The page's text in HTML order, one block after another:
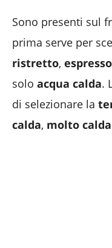
Sono presenti sul
prima serve per
ristretto, espresso
solo acqua calda.
di selezionare la
calda, molto calda